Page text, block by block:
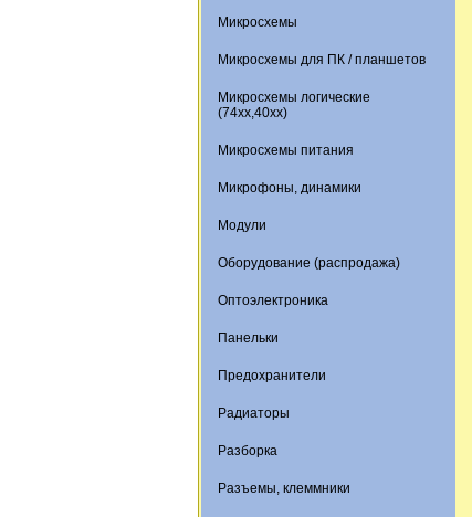
Микросхемы
Микросхемы для ПК / планшетов
Микросхемы логические
(74xx,40xx)
Микросхемы питания
Микрофоны, динамики
Модули
Оборудование (распродажа)
Оптоэлектроника
Панельки
Предохранители
Радиаторы
Разборка
Разъемы, клеммники